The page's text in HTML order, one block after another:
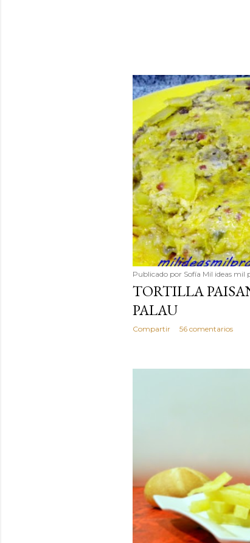
Publicado por Sofía Mil ideas mil
TORTILLA
PALAU
Compartir 56 comentarios